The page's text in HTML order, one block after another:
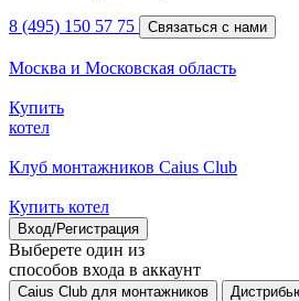
8 (495) 150 57 75 Связаться с нами
Москва и Московская область
Купить
котел
Клуб монтажников Caius Club
Купить котел
Вход/Регистрация
Выберете один из
способов входа в аккаунт
Caius Club для монтажников